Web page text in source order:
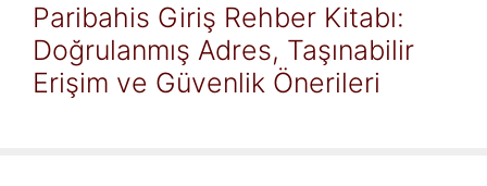
Paribahis Giriş Rehber Kitabı:
Doğrulanmış Adres, Taşınabilir
Erişim ve Güvenlik Önerileri